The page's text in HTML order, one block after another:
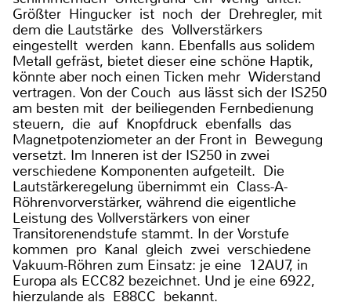
Größter Hingucker ist noch der Drehregler, mit
dem die Lautstärke des Vollverstärkers
eingestellt werden kann. Ebenfalls aus solidem
Metall gefräst, bietet dieser eine schöne Haptik,
könnte aber noch einen Ticken mehr Widerstand
vertragen. Von der Couch aus lässt sich der IS250
am besten mit der beiliegenden Fernbedienung
steuern, die auf Knopfdruck ebenfalls das
Magnetpotenziometer an der Front in Bewegung
versetzt. Im Inneren ist der IS250 in zwei
verschiedene Komponenten aufgeteilt. Die
Lautstärkeregelung übernimmt ein Class-A-
Röhrenvorverstärker, während die eigentliche
Leistung des Vollverstärkers von einer
Transitorenendstufe stammt. In der Vorstufe
kommen pro Kanal gleich zwei verschiedene
Vakuum-Röhren zum Einsatz: je eine 12AU7, in
Europa als ECC82 bezeichnet. Und je eine 6922,
hierzulande als E88CC bekannt.